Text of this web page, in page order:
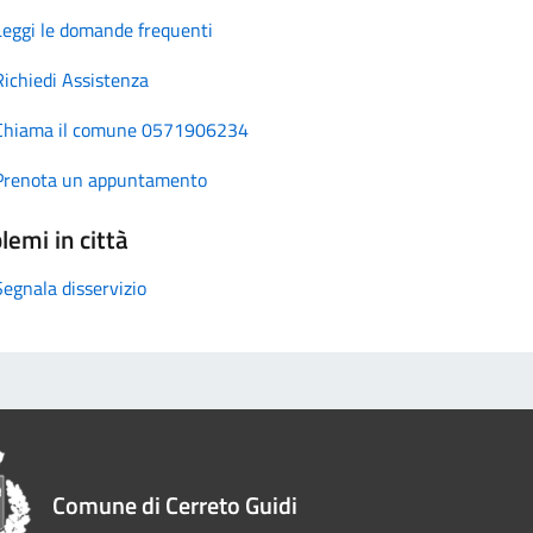
le domande frequenti
Assistenza
il comune 0571906234
un appuntamento
in città
disservizio
Comune di Cerreto Guidi